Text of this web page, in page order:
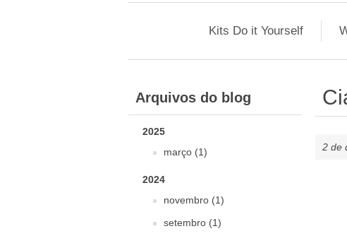
Kits Do it Yourself
Arquivos do blog
2025
março (1)
2024
novembro (1)
setembro (1)
2 de